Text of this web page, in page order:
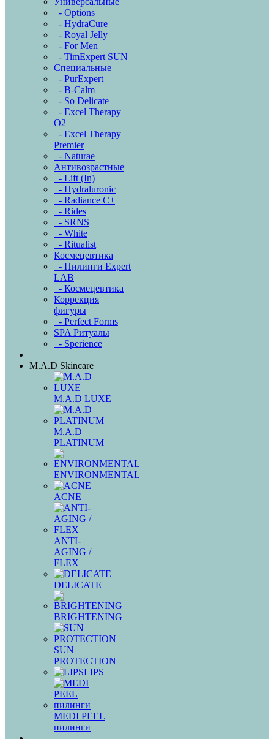
- Options
- HydraCure
- Royal Jelly
- For Men
- TimExpert SUN
Специальные
- PurExpert
- B-Calm
- So Delicate
- Excel Therapy
O2
- Excel Therapy
Premier
- Naturae
Антивозрастные
- Lift (In)
- Hydraluronic
- Radiance C+
- Rides
- SRNS
- White
- Ritualist
Космецевтика
- Пилинги Expert
LAB
- Космецевтика
Коррекция
фигуры
- Perfect Forms
SPA Ритуалы
- Sperience
M.A.D Skincare
M.A.D LUXE
M.A.D
PLATINUM
ENVIRONMENTAL
ACNE
ANTI-
AGING /
FLEX
DELICATE
BRIGHTENING
SUN
PROTECTION
LIPS
MEDI PEEL
пилинги